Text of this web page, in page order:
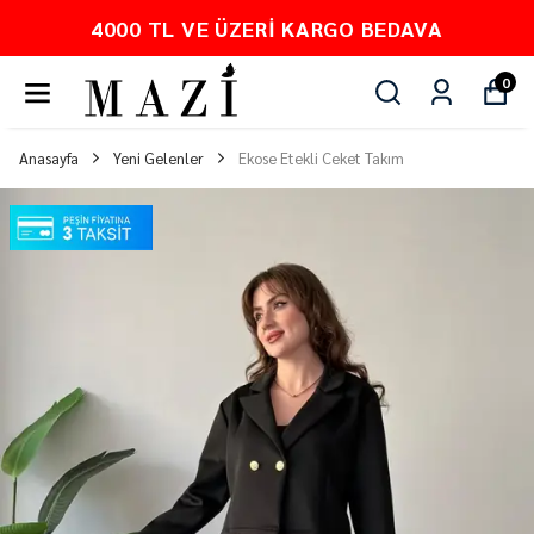
4000 TL VE ÜZERI KARGO BEDAVA
0
Anasayfa Yeni Gelenler Ekose Etekli Ceket Takım